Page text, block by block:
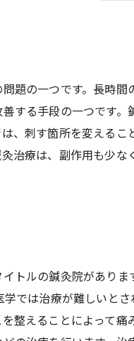
題の一つです。長時
する手段の一つです
、刺す箇所を変える
治療は、副作用も少
トルの鍼灸院があり
では治療が難しいと
整えることによって